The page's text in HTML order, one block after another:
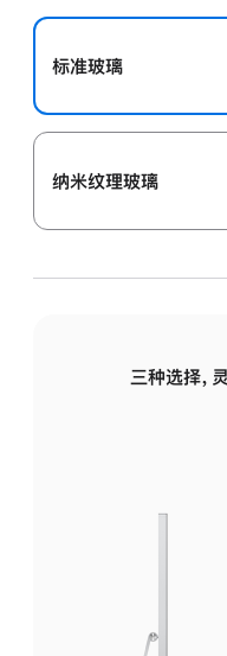
标准玻璃
纳米纹理玻璃
三种选择，